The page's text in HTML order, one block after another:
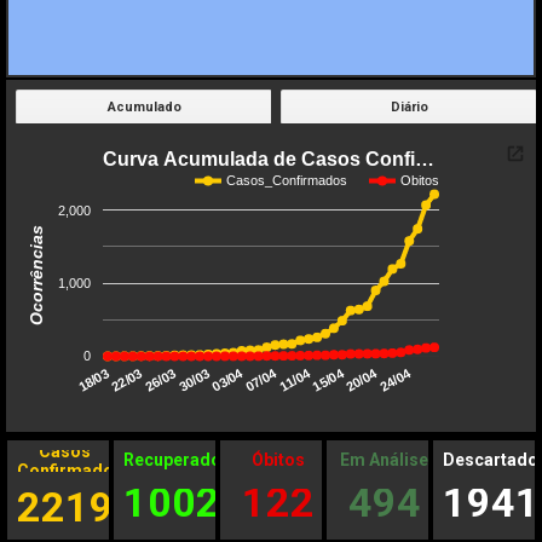
Acumulado Diário
Curva Acumulada de Casos Confi…
Casos_Confirmados Obitos
18/0322/0326/0330/0303/0407/0411/0415/0420/0424/04
0
1,000
2,000
Ocorrências
Casos
Confirmados
2219
Recuperados
1002
Óbitos
122
Em Análise
494 1941